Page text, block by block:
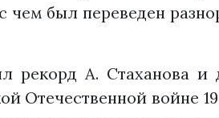
чем был переведен
рекорд А. Стаханова и
Отечественной войне